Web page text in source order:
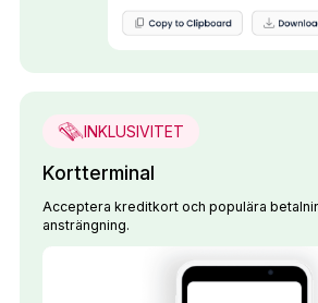
INKLUSIVITET
Kortterminal
Acceptera kreditkort och populära
ansträngning.